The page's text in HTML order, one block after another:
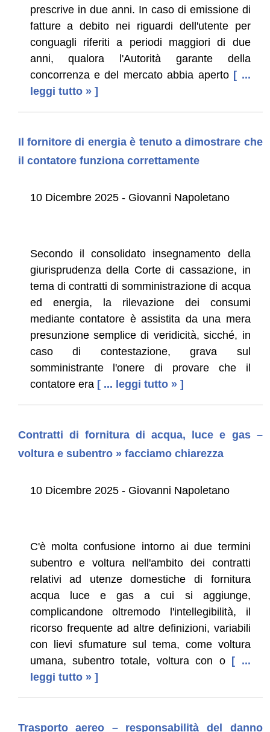
prescrive in due anni. In caso di emissione di
fatture a debito nei riguardi dell'utente per
conguagli riferiti a periodi maggiori di due
anni, qualora l'Autorità garante della
concorrenza e del mercato abbia aperto [ ...
leggi tutto » ]
Il fornitore di energia è tenuto a dimostrare che
il contatore funziona correttamente
10 Dicembre 2025 - Giovanni Napoletano
Secondo il consolidato insegnamento della
giurisprudenza della Corte di cassazione, in
tema di contratti di somministrazione di acqua
ed energia, la rilevazione dei consumi
mediante contatore è assistita da una mera
presunzione semplice di veridicità, sicché, in
caso di contestazione, grava sul
somministrante l'onere di provare che il
contatore era [ ... leggi tutto » ]
Contratti di fornitura di acqua, luce e gas –
voltura e subentro » facciamo chiarezza
10 Dicembre 2025 - Giovanni Napoletano
C'è molta confusione intorno ai due termini
subentro e voltura nell'ambito dei contratti
relativi ad utenze domestiche di fornitura
acqua luce e gas a cui si aggiunge,
complicandone oltremodo l'intellegibilità, il
ricorso frequente ad altre definizioni, variabili
con lievi sfumature sul tema, come voltura
umana, subentro totale, voltura con o [ ...
leggi tutto » ]
Trasporto aereo – responsabilità del danno